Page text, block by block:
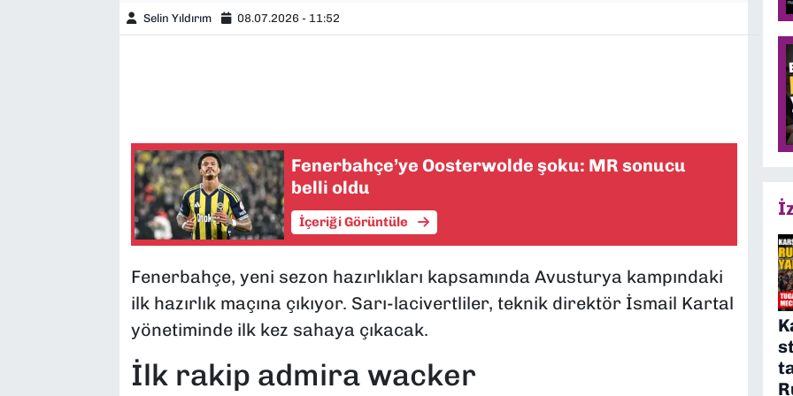
Selin Yıldırım 08.07.2026 - 11:52
Fenerbahçe’ye Oosterwolde şoku: MR sonucu
belli oldu
İçeriği Görüntüle
Fenerbahçe, yeni sezon hazırlıkları kapsamında Avusturya kampındaki
ilk hazırlık maçına çıkıyor. Sarı-lacivertliler, teknik direktör İsmail Kartal
yönetiminde ilk kez sahaya çıkacak.
İlk rakip admira wacker